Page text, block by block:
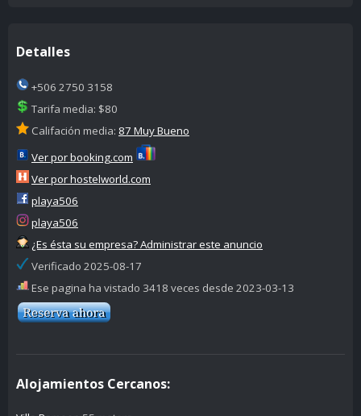
Detalles
+506 2750 3158
Tarifa media: $80
Califación media: 87 Muy Bueno
Ver por booking.com
Ver por hostelworld.com
playa506
playa506
¿Es ésta su empresa? Administrar este anuncio
Verificado 2025-08-17
Ese pagina ha vistado 3418 veces desde 2023-03-13
Alojamientos Cercanos: